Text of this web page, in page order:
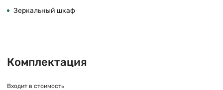
Зеркальный шкаф
Комплектация
Входит в стоимость